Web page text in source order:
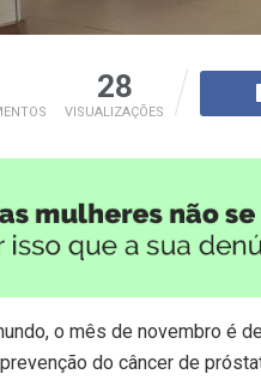
28
VISUALIZAÇÕES
o mês de novembro é
do câncer de